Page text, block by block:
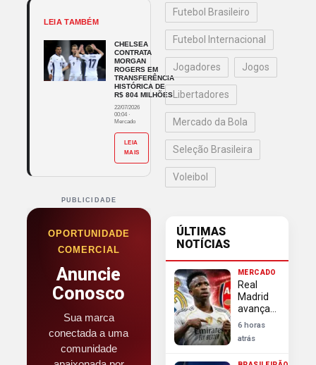
LEIA TAMBÉM
CHELSEA
CONTRATA
MORGAN
ROGERS EM
TRANSFERÊNCIA
HISTÓRICA DE
R$ 804 MILHÕES
22/07/2026
00:04 ·
Mercado
LEIA
MAIS
PUBLICIDADE
OPORTUNIDADE
COMERCIAL
Anuncie
Conosco
Sua marca
conectada a uma
comunidade
Futebol Brasileiro
Futebol Internacional
Jogadores Jogos
Libertadores
Mercado da Bola
Seleção Brasileira
Voleibol
ÚLTIMAS
NOTÍCIAS
MERCADO
Real
Madrid
avança
em
negociação
e blinda
6 horas
atrás